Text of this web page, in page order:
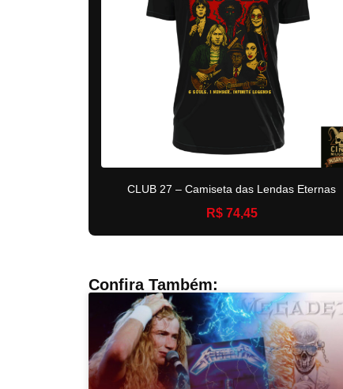
CLUB 27 – Camiseta das Lendas Eternas
R$ 74,45
Confira Também: